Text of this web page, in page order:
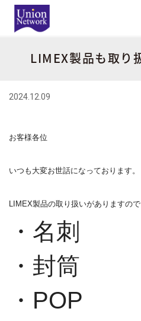
LIMEX製品も取り
2024.12.09
お客様各位
いつも大変お世話になっております。
LIMEX製品の取り扱いがありますので
・名刺
・封筒
・POP